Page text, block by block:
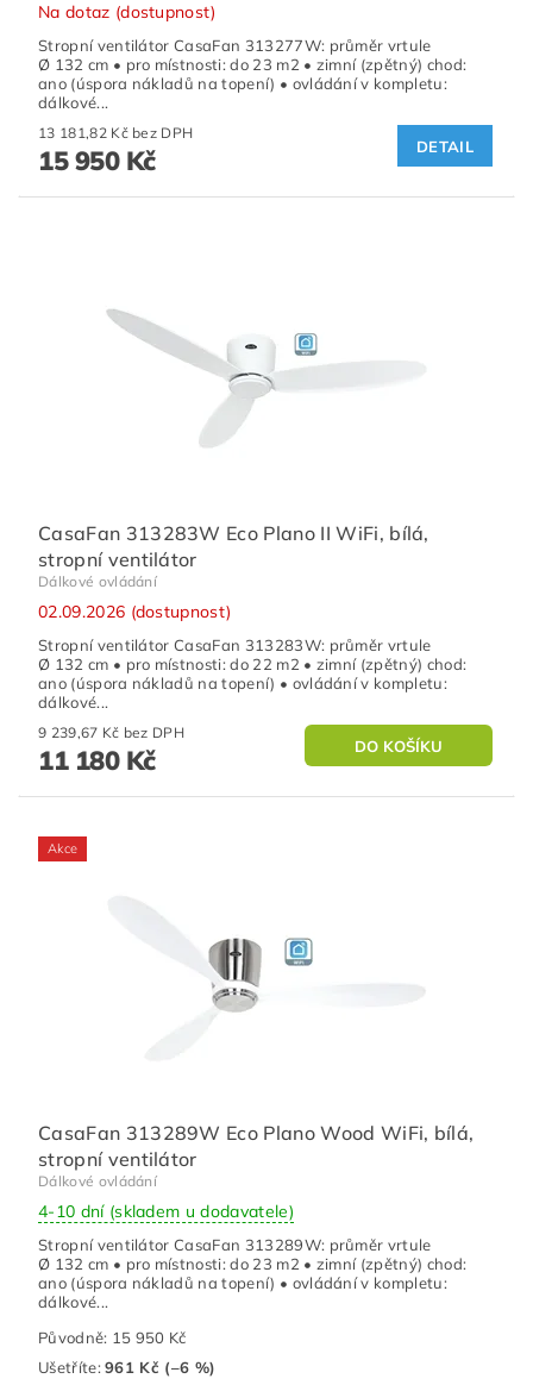
Na dotaz (dostupnost)
Stropní ventilátor CasaFan 313277W: průměr vrtule
Ø 132 cm • pro místnosti: do 23 m2 • zimní (zpětný) chod:
ano (úspora nákladů na topení) • ovládání v kompletu:
dálkové...
13 181,82 Kč bez DPH
15 950 Kč DETAIL
CasaFan 313283W Eco Plano II WiFi, bílá,
stropní ventilátor
Dálkové ovládání
02.09.2026 (dostupnost)
Stropní ventilátor CasaFan 313283W: průměr vrtule
Ø 132 cm • pro místnosti: do 22 m2 • zimní (zpětný) chod:
ano (úspora nákladů na topení) • ovládání v kompletu:
dálkové...
9 239,67 Kč bez DPH
11 180 Kč
Akce
CasaFan 313289W Eco Plano Wood WiFi, bílá,
stropní ventilátor
Dálkové ovládání
4-10 dní (skladem u dodavatele)
Stropní ventilátor CasaFan 313289W: průměr vrtule
Ø 132 cm • pro místnosti: do 23 m2 • zimní (zpětný) chod:
ano (úspora nákladů na topení) • ovládání v kompletu:
dálkové...
Původně: 15 950 Kč
Ušetříte:961 Kč (–6 %)